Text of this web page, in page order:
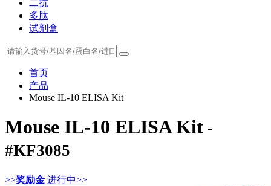
二抗
多肽
试剂盒
首页
产品
Mouse IL-10 ELISA Kit
Mouse IL-10 ELISA Kit -
#KF3085
>>奖励金 进行中>>